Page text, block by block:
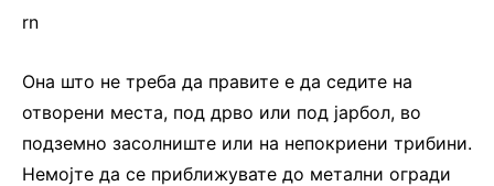
rn
Она што не треба да правите е да седите на
отворени места, под дрво или под јарбол, во
подземно засолниште или на непокриени трибини.
Немојте да се приближувате до метални огради